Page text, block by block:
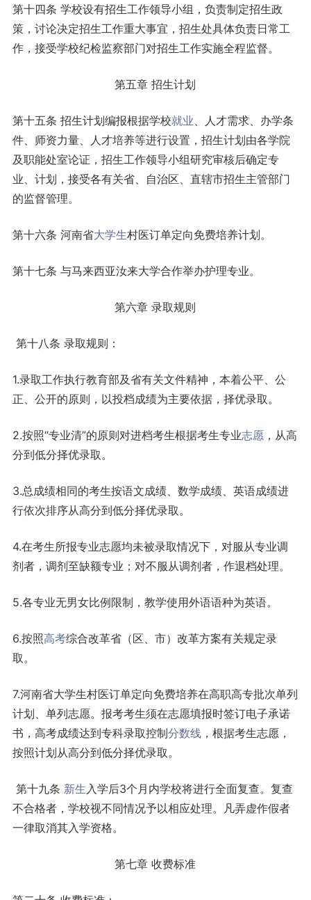
第十四条 学校设有招生工作领导小组，负责制定招生政
策，讨论决定招生工作重大事宜，招生处具体负责日常工
作，接受学校纪检监察部门对招生工作实施全程监督。
第五章 招生计划
第十五条 招生计划编报根据学校就业、人才需求、办学条
件、师资力量、人才培养等进行设置，招生计划由各学院
及职能处室论证，招生工作领导小组研究审核后确定专
业、计划，接受各有关省、自治区、直辖市招生主管部门
的监督管理。
第十六条 河南省大学生村医订单定向免费培养计划。
第十七条 与马来西亚汝来大学合作举办护理专业。
第六章 录取规则
第十八条 录取规则：
1.录取工作执行教育部及省有关文件精神，本着公平、公
正、公开的原则，以投档成绩为主要依据，择优录取。
2.按照“专业清”的原则对进档考生根据考生专业志愿，从高
分到低分择优录取。
3.总成绩相同的考生按语文成绩、数学成绩、英语成绩进
行依次排序从高分到低分择优录取。
4.在考生所报专业志愿均未被录取情况下，对服从专业调
剂者，调剂至缺额专业；对不服从调剂者，作退档处理。
5.各专业无男女比例限制，教学使用外语语种为英语。
6.按照高考综合改革省（区、市）改革方案有关规定录
取。
7.河南省大学生村医订单定向免费培养在高职高专批次单列
计划、单列志愿。报考考生须在志愿填报时签订电子承诺
书，高考成绩达到专科录取控制分数线，根据考生志愿，
按照计划从高分到低分择优录取。
第十九条 新生入学后3个月内学校将进行全面复查。复查
不合格者，学校视不同情况予以相应处理。凡弄虚作假者
一律取消其入学资格。
第七章 收费标准